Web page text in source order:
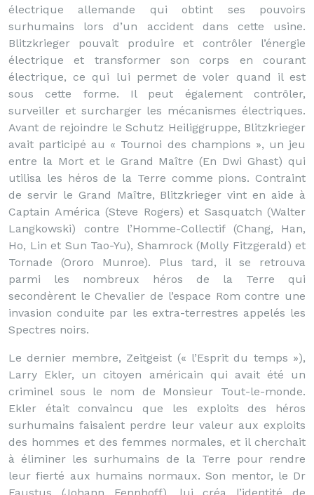
électrique allemande qui obtint ses pouvoirs
surhumains lors d’un accident dans cette usine.
Blitzkrieger pouvait produire et contrôler l’énergie
électrique et transformer son corps en courant
électrique, ce qui lui permet de voler quand il est
sous cette forme. Il peut également contrôler,
surveiller et surcharger les mécanismes électriques.
Avant de rejoindre le Schutz Heiliggruppe, Blitzkrieger
avait participé au « Tournoi des champions », un jeu
entre la Mort et le Grand Maître (En Dwi Ghast) qui
utilisa les héros de la Terre comme pions. Contraint
de servir le Grand Maître, Blitzkrieger vint en aide à
Captain América (Steve Rogers) et Sasquatch (Walter
Langkowski) contre l’Homme-Collectif (Chang, Han,
Ho, Lin et Sun Tao-Yu), Shamrock (Molly Fitzgerald) et
Tornade (Ororo Munroe). Plus tard, il se retrouva
parmi les nombreux héros de la Terre qui
secondèrent le Chevalier de l’espace Rom contre une
invasion conduite par les extra-terrestres appelés les
Spectres noirs.
Le dernier membre, Zeitgeist (« l’Esprit du temps »),
Larry Ekler, un citoyen américain qui avait été un
criminel sous le nom de Monsieur Tout-le-monde.
Ekler était convaincu que les exploits des héros
surhumains faisaient perdre leur valeur aux exploits
des hommes et des femmes normales, et il cherchait
à éliminer les surhumains de la Terre pour rendre
leur fierté aux humains normaux. Son mentor, le Dr